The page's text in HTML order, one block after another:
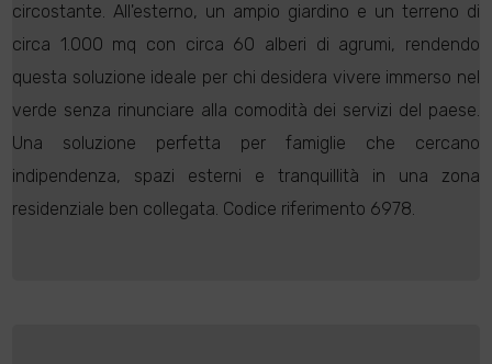
circostante. All'esterno, un ampio giardino e un terreno di
circa 1.000 mq con circa 60 alberi di agrumi, rendendo
questa soluzione ideale per chi desidera vivere immerso nel
verde senza rinunciare alla comodità dei servizi del paese.
Una soluzione perfetta per famiglie che cercano
indipendenza, spazi esterni e tranquillità in una zona
residenziale ben collegata. Codice riferimento 6978.